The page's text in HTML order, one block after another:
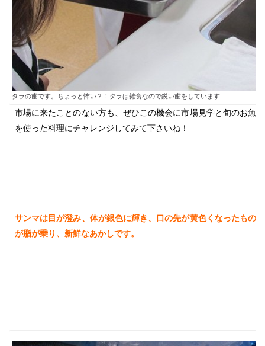
タラの歯です。ちょっと怖い？！タラは雑食なので鋭い歯をしています
市場に来たことのない方も、ぜひこの機会に市場見学と旬のお魚
を使った料理にチャレンジしてみて下さいね！
サンマは目が澄み、体が銀色に輝き、口の先が黄色くなったもの
が脂が乗り、新鮮なあかしです。